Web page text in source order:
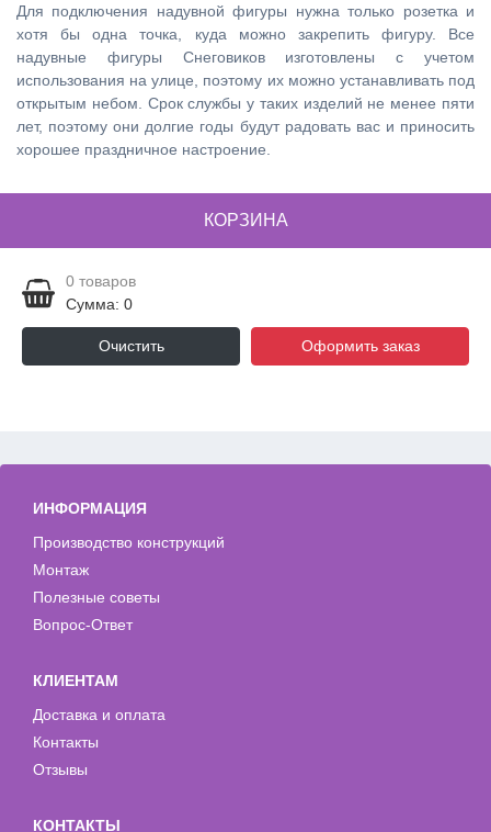
Для подключения надувной фигуры нужна только розетка и
хотя бы одна точка, куда можно закрепить фигуру. Все
надувные фигуры Снеговиков изготовлены с учетом
использования на улице, поэтому их можно устанавливать под
открытым небом. Срок службы у таких изделий не менее пяти
лет, поэтому они долгие годы будут радовать вас и приносить
хорошее праздничное настроение.
КОРЗИНА
0 товаров
Сумма: 0
Очистить Оформить заказ
ИНФОРМАЦИЯ
Производство конструкций
Монтаж
Полезные советы
Вопрос-Ответ
КЛИЕНТАМ
Доставка и оплата
Контакты
Отзывы
КОНТАКТЫ